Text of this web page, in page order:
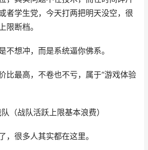
者学生党，今天打两把明天没空，很
限断档。
不想冲，而是系统逼你佛系。
比最高，不卷也不亏，属于“游戏体验
（战队活跃上限基本浪费）
，很多人其实都在这里。